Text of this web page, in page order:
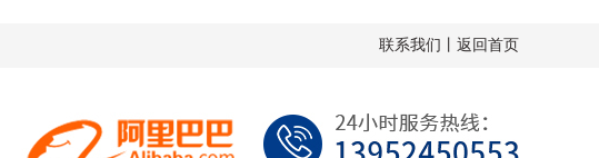
返回首页
联系我们丨